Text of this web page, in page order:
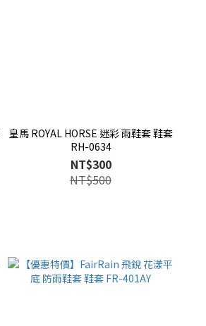
皇馬 ROYAL HORSE 迷彩 雨鞋套 鞋套
RH-0634
NT$300
NT$500